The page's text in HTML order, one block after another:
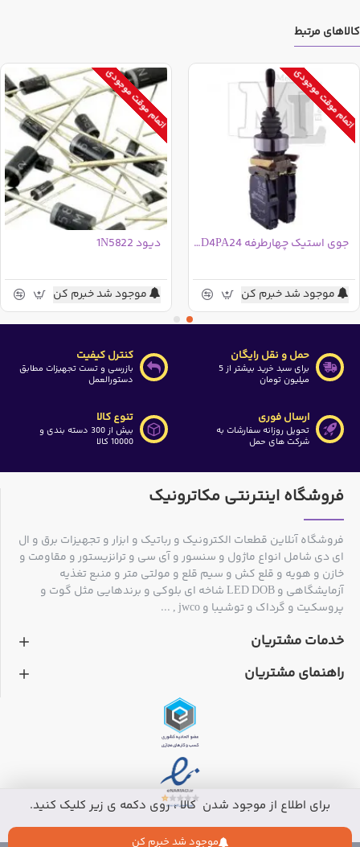
برای اطلاع از موجود شدن کالا ، روی دکمه ی زیر کلیک کنید.
موجود شد خبرم کن
کالاهای مرتبط
اتمام موقت موجودی
جوی استیک چهارطرفه XD4PA24 اشنایدر - طرح جدید
موجود شد خبرم کن
اتمام موقت موجودی
دیود 1N5822
موجود شد خبرم کن
حمل و نقل رایگان
برای سبد خرید بیشتر از 5
میلیون تومان
کنترل کیفیت
بازرسی و تست تجهیزات مطابق
دستورالعمل
ارسال فوری
تحویل روزانه سفارشات به
شرکت های حمل
تنوع کالا
بیش از 300 دسته بندی و
10000 کالا
فروشگاه اینترنتی مکاترونیک
فروشگاه آنلاین قطعات الکترونیک و رباتیک و ابزار و تجهیزات برق و ال
ای دی شامل انواع ماژول و سنسور و آی سی و ترانزیستور و مقاومت و
خازن و هویه و قلع کش و سیم قلع و مولتی متر و منبع تغذیه
آزمایشگاهی و LED DOB شاخه ای بلوکی و برندهایی مثل گوت و
پروسکیت و گرداک و توشیبا و jwco , ...
خدمات مشتریان
راهنمای مشتریان